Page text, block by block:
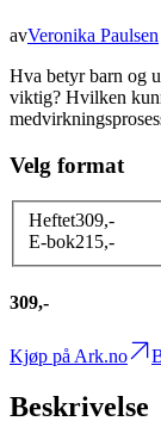
avVeronika Paulsen
Hva betyr barn og
viktig? Hvilken
Velg format
Heftet309,-
E-bok215,-
309,-
Kjøp på Ark.no
Beskrivelse